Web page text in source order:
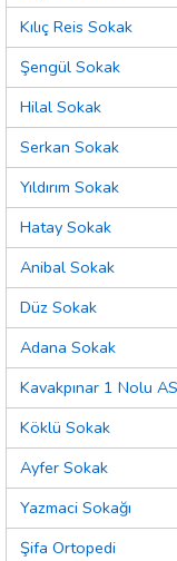
Kılıç Reis Sokak
Şengül Sokak
Hilal Sokak
Serkan Sokak
Yıldırım Sokak
Hatay Sokak
Anibal Sokak
Düz Sokak
Adana Sokak
Kavakpınar 1 Nolu
Köklü Sokak
Ayfer Sokak
Yazmaci Sokağı
Şifa Ortopedi